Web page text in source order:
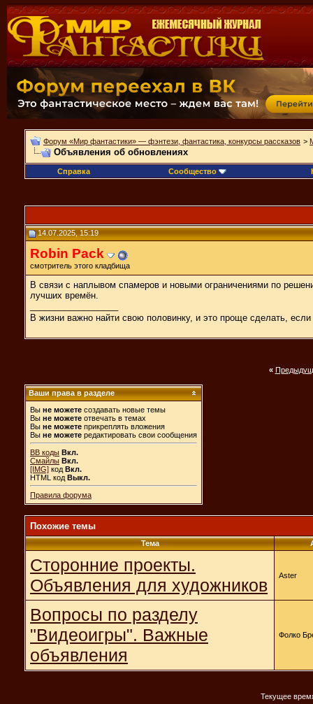
Форум «Мир фантастики» — фэнтези, фантастика, конкурсы рассказов >
Объявления об обновлениях
Справка Сообщество
14.07.2025, 15:19
Robin Pack
смотритель этого кладбища
В связи с наплывом спамеров и новыми ограничениями по
лучших времён.
В жизни важно найти свою половинку, и это проще сделать,
«
Ваши права в разделе
Вы не можете создавать новые темы
Вы не можете отвечать в темах
Вы не можете прикреплять вложения
Вы не можете редактировать свои сообщения
BB коды Вкл.
Смайлы Вкл.
[IMG] код Вкл.
HTML код Выкл.
Правила форума
Похожие темы
Тема
Сторонние проекты.
Объявления для художников
Aster
Вопросы по разделу
"Видеоигры". Важные
объявления
Фолко
Текущее